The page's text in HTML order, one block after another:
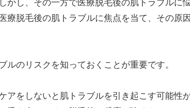
かし、その一方で医療脱毛後の肌トラブルに
療脱毛後の肌トラブルに焦点を当て、その原
のリスクを知っておくことが重要です。
アをしないと肌トラブルを引き起こす可能性